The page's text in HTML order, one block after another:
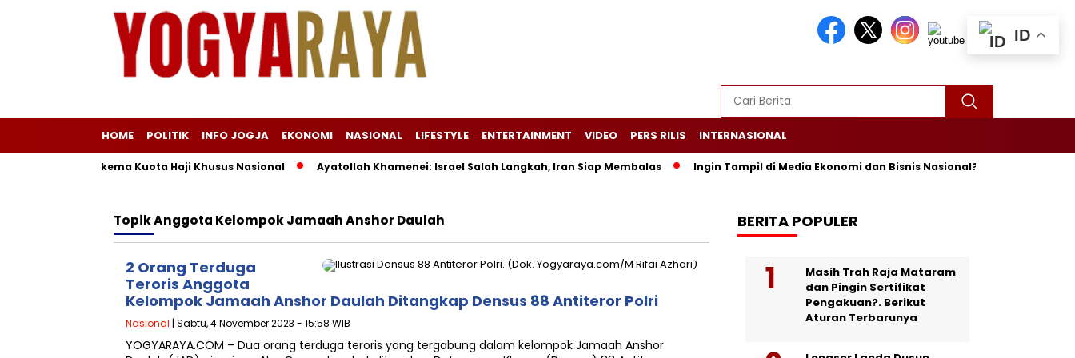
HOME POLITIK INFO JOGJA EKONOMI NASIONAL LIFESTYLE ENTERTAINMENT VIDEO PERS RILIS INTERNASIONAL
di Balik Skema Kuota Haji Khusus Nasional Ayatollah Khamenei: Israel Salah Langkah, Iran Siap Membalas Ingin Tampil di Media Ekonomi dan Bisnis Nasional? Persrilis.com Siap
TopikAnggota Kelompok Jamaah Anshor Daulah
2 Orang Terduga
Teroris Anggota
Kelompok Jamaah Anshor Daulah Ditangkap Densus 88 Antiteror Polri
Nasional | Sabtu, 4 November 2023 - 15:58 WIB
YOGYARAYA.COM – Dua orang terduga teroris yang tergabung dalam kelompok Jamaah Anshor
BERITA POPULER
Masih Trah Raja Mataram
dan Pingin Sertifikat
Pengakuan?. Berikut
Aturan Terbarunya
ID